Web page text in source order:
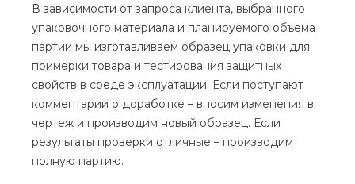
В зависимости от запроса клиента, выбранного
упаковочного материала и планируемого объема
партии мы изготавливаем образец упаковки для
примерки товара и тестирования защитных
свойств в среде эксплуатации. Если поступают
комментарии о доработке – вносим изменения в
чертеж и производим новый образец. Если
результаты проверки отличные – производим
полную партию.